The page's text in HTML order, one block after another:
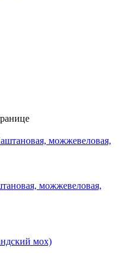
можжевеловая,